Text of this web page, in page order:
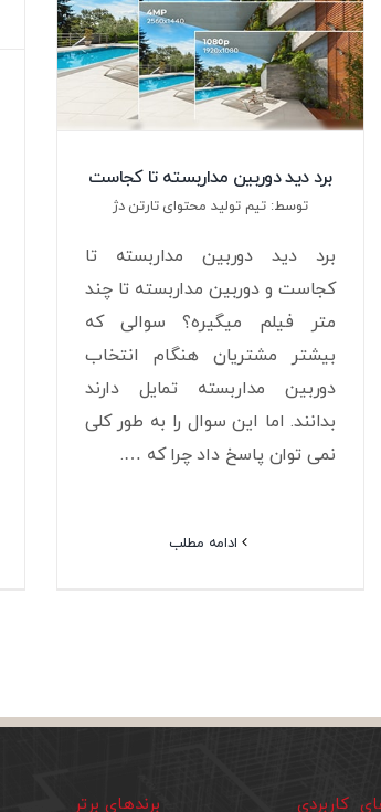
برد دید دوربین مداربسته تا کجاست
توسط: تیم تولید محتوای تارتن دژ
برد دید دوربین مداربسته تا
کجاست و دوربین مداربسته تا چند
متر فیلم میگیره؟ سوالی که
بیشتر مشتریان هنگام انتخاب
دوربین مداربسته تمایل دارند
بدانند. اما این سوال را به طور کلی
نمی توان پاسخ داد چرا که ….
ادامه مطلب
کاربردی برندهای برتر